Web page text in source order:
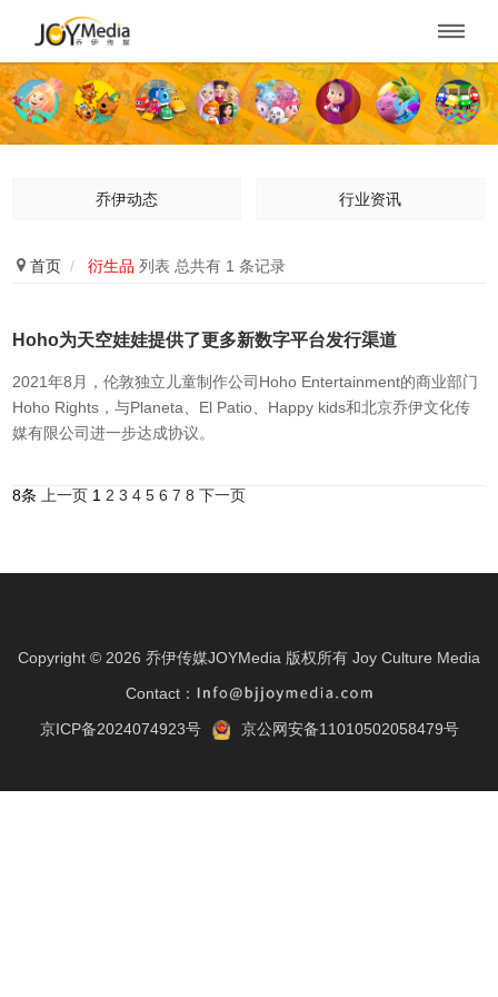

乔伊动态 行业资讯
首页 / 衍生品 列表 总共有 1 条记录
Hoho为天空娃娃提供了更多新数字平台发行渠道
2021年8月，伦敦独立儿童制作公司Hoho Entertainment的商业部门
Hoho Rights，与Planeta、El Patio、Happy kids和北京乔伊文化传
媒有限公司进一步达成协议。
8条 上一页 1 2 3 4 5 6 7 8 下一页
Copyright © 2026 乔伊传媒JOYMedia 版权所有 Joy Culture Media
Contact：
京ICP备2024074923号
京公网安备11010502058479号